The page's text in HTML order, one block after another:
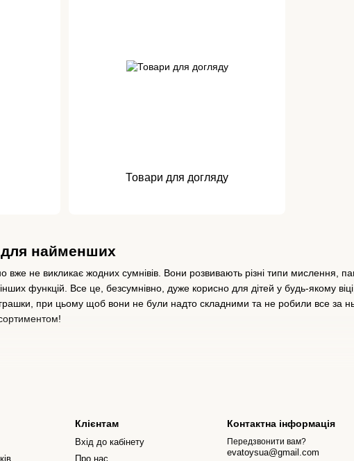
для найменших
вже не викликає жодних сумнівів. Вони розвивають різні типи мислення,
функцій. Все це, безсумнівно, дуже корисно для дітей у будь-якому
при цьому щоб вони не були надто складними та не робили все за
кубики, м'які та дерев'яні забавки та багато іншого. Окремо в цій
музичні моделі можуть як розвеселити чадо, так і допомогти йому швидше
Товари для догляду
Клієнтам
Вхід до кабінету
Про нас
Контактна інформація
Передзвонити вам?
evatoysua@gmail.com